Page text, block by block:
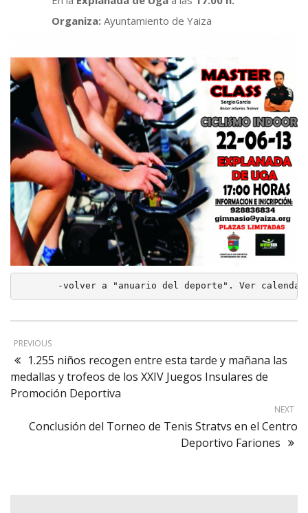
Organiza: Ayuntamiento de Yaiza
-volver a "anuario del deporte". Ver
PREVIOUS
1.255 niños recogen entre esta tarde y mañana las
medallas y trofeos de los XXIV Juegos Insulares de
Promoción Deportiva
NEXT
Conclusión del Torneo de Tenis Stratvs en el Centro
Deportivo Fariones